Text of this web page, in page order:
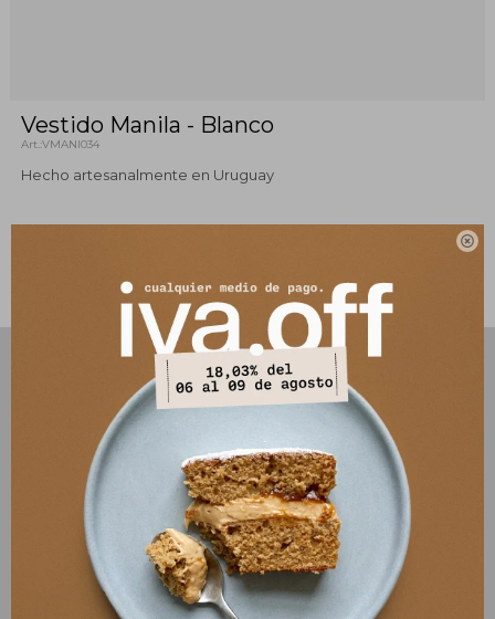

Vestido Manila - Blanco
VMANI034
Hecho artesanalmente en Uruguay
PRODUCTOS QUE TE PUEDEN INTERESAR